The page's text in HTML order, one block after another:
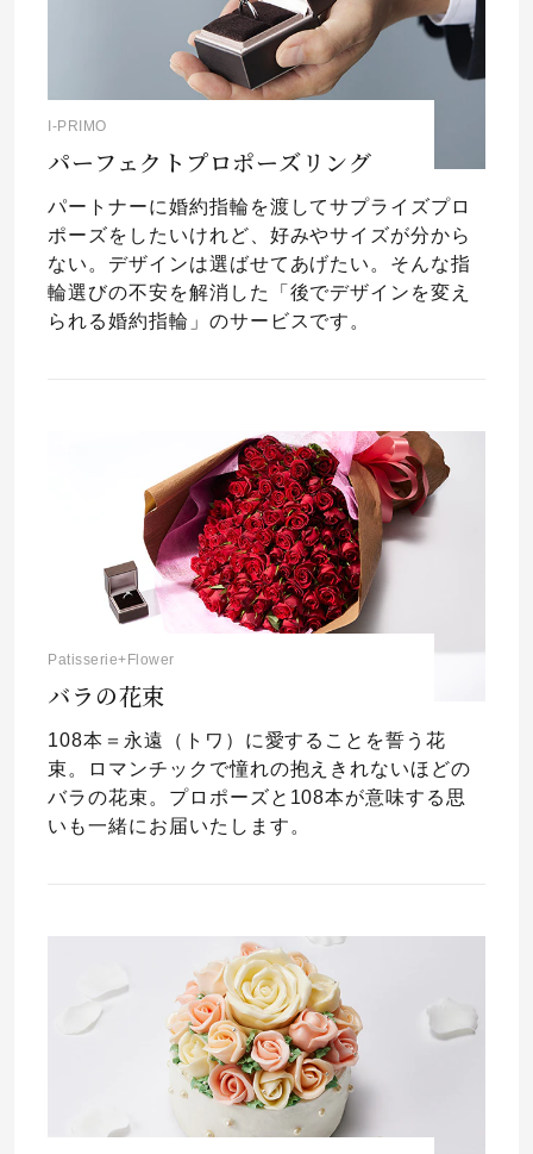
I-PRIMO
パーフェクトプロポーズリング
パートナーに婚約指輪を渡してサプライズプロ
ポーズをしたいけれど、好みやサイズが分から
ない。デザインは選ばせてあげたい。そんな指
輪選びの不安を解消した「後でデザインを変え
られる婚約指輪」のサービスです。
Patisserie+Flower
バラの花束
108本＝永遠（トワ）に愛することを誓う花
束。ロマンチックで憧れの抱えきれないほどの
バラの花束。プロポーズと108本が意味する思
いも一緒にお届いたします。